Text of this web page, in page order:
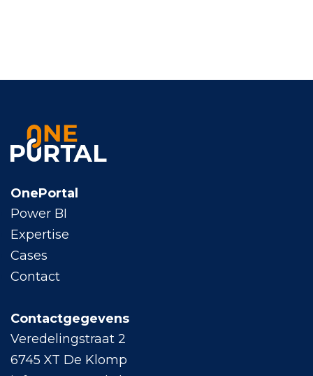
OnePortal
Power BI
Expertise
Cases
Contact
Contactgegevens
Veredelingstraat 2
6745 XT De Klomp